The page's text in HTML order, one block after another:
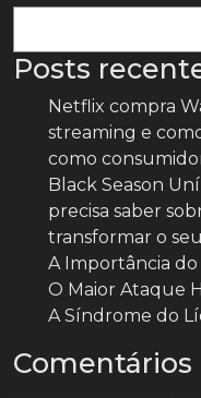
Posts
Netflix compra
streaming e
como
Black Season
precisa saber
transformar o
A Importância
O Maior Ataque
A Síndrome do
Comentários